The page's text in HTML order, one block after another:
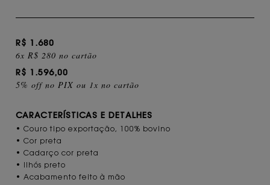
R$ 1.680
6x R$ 280 no cartão
R$ 1.596,00
5% off no PIX ou 1x no cartão
CARACTERÍSTICAS E DETALHES
• Couro tipo exportação, 100% bovino
• Cor preta
• Cadarço cor preta
• Ilhós preto
• Acabamento feito à mão